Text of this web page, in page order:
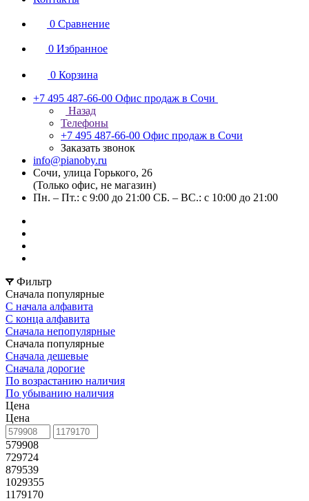
0 Сравнение
0 Избранное
0 Корзина
+7 495 487-66-00 Офис продаж в Сочи
Назад
Телефоны
+7 495 487-66-00 Офис продаж в Сочи
Заказать звонок
info@pianoby.ru
Сочи, улица Горького, 26
(Только офис, не магазин)
Пн. – Пт.: с 9:00 до 21:00 СБ. – ВС.: с 10:00 до 21:00
Фильтр
Сначала популярные
С начала алфавита
С конца алфавита
Сначала непопулярные
Сначала популярные
Сначала дешевые
Сначала дорогие
По возрастанию наличия
По убыванию наличия
Цена
Цена
579908
729724
879539
1029355
1179170